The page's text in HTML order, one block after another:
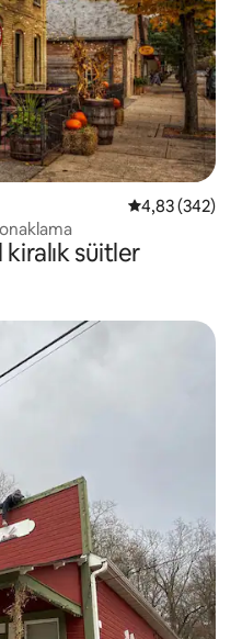
5 üzerinden
4,83 (342)
kiralık süitler
arasında